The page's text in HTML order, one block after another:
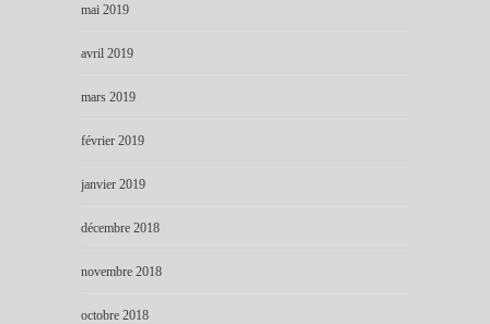
mai 2019
avril 2019
mars 2019
février 2019
janvier 2019
décembre 2018
novembre 2018
octobre 2018